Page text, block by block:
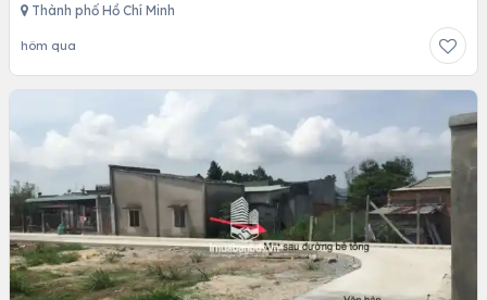
Thành phố Hồ Chí Minh
hôm qua